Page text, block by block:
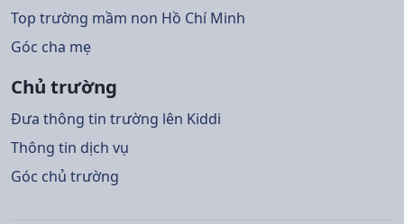
Top trường mầm non Hồ Chí Minh
Góc cha mẹ
Chủ trường
Đưa thông tin trường lên Kiddi
Thông tin dịch vụ
Góc chủ trường